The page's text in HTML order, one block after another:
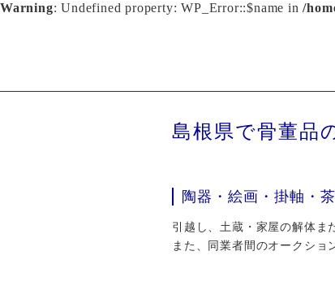
Warning: Undefined property: WP_Error::$name in/
島根県で骨董品
陶器・絵画・掛軸・
引越し、土蔵・家屋の解体ま
また、同業者間のオークショ